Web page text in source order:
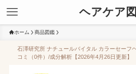
ヘアケア
ホーム 商品図鑑
石澤研究所 ナチュールバイタル カラーセーフ
コミ（0件）/成分解析【2026年4月26日更新】